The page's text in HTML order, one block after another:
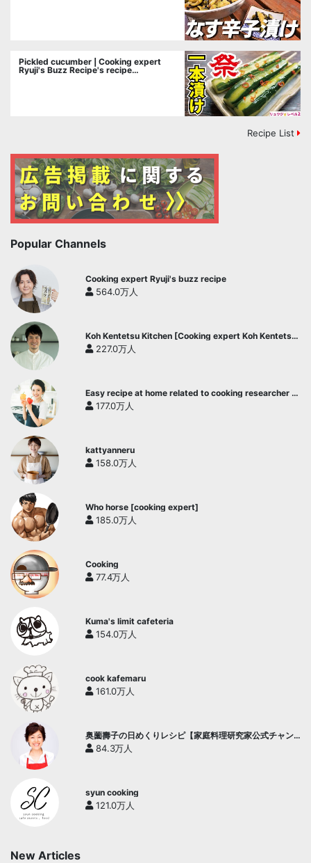
Pickled cucumber | Cooking expert
Ryuji's Buzz Recipe's recipe
Recipe List
Popular Channels
Cooking expert Ryuji's buzz recipe
564.0万人
Koh Kentetsu Kitchen [Cooking expert Koh Kentetsu
official channel]
227.0万人
Easy recipe at home related to cooking researcher /
Yukari's Kitchen
177.0万人
kattyanneru
158.0万人
Who horse [cooking expert]
185.0万人
Cooking
77.4万人
Kuma's limit cafeteria
154.0万人
cook kafemaru
161.0万人
奥薗壽子の日めくりレシピ【家庭料理研究家公式チャン
ネル】
84.3万人
syun cooking
121.0万人
New Articles